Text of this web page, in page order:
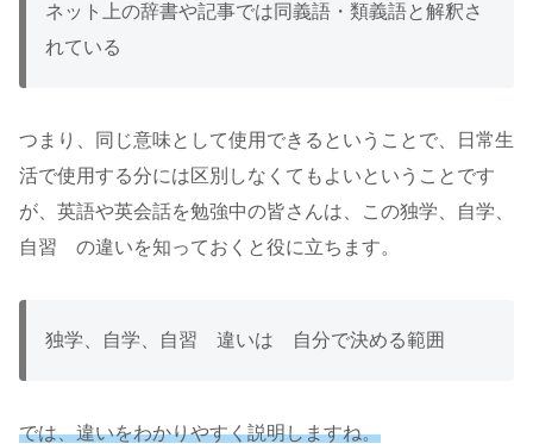
ネット上の辞書や記事では同義語・類義語と解釈さ
れている
つまり、同じ意味として使用できるということで、日常生
活で使用する分には区別しなくてもよいということです
が、英語や英会話を勉強中の皆さんは、この独学、自学、
自習 の違いを知っておくと役に立ちます。
独学、自学、自習 違いは 自分で決める範囲
では、違いをわかりやすく説明しますね。